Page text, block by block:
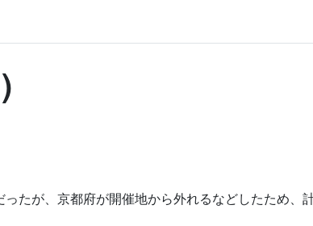
)
たが、京都府が開催地から外れるなどしたため、